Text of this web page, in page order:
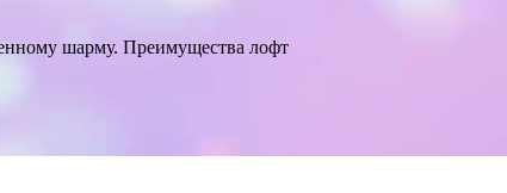
шарму. Преимущества лофт